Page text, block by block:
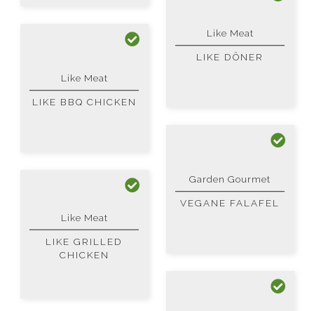
Like Meat
LIKE DÖNER
Like Meat
LIKE BBQ CHICKEN
Garden Gourmet
VEGANE FALAFEL
Like Meat
LIKE GRILLED
CHICKEN